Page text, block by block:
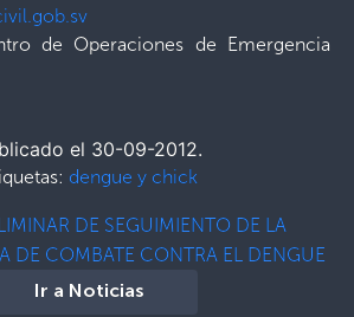
de Operaciones de Emergencia
el 30-09-2012.
dengue y chick
DE SEGUIMIENTO DE LA
DE COMBATE CONTRA EL DENGUE
Ir a Noticias